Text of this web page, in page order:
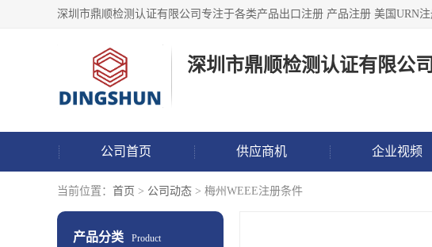
深圳市鼎顺检测认证有限公司
公司首页 供应商机 企业视频
当前位置： 首页 > 公司动态 > 梅州WEEE注册条件
产品分类 Product